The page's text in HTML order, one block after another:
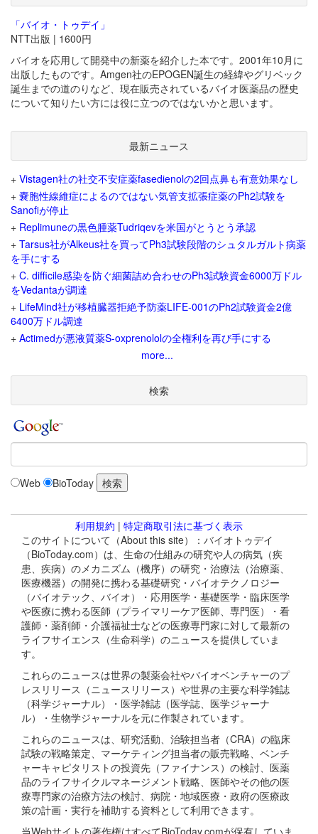
「バイオ・トゥデイ」
NTT出版 | 1600円
バイオを応用して開発中の新薬を紹介した本です。2001年10月に
出版したものです。Amgen社のEPOGEN誕生の経緯やグリベック
誕生までの道のりなど、現在販売されているバイオ医薬品の歴史
について知りたい方には役に立つのではないかと思います。
最新ニュース
+ Vistagen社の社交不安症薬fasedienolの2回点鼻も有意効果なし
+ 嚢胞性線維症によるのではない気管支拡張症薬のPh2試験を
Sanofiが停止
+ Replimuneの黒色腫薬Tudriqevを米国がとうとう承認
+ Tarsus社がAlkeus社を買ってPh3試験段階のシュタルガルト病薬
を手にする
+ C. difficile感染を防ぐ細菌詰め合わせのPh3試験資金6000万ドル
をVedantaが調達
+ LifeMind社が移植臓器拒絶予防薬LIFE-001のPh2試験資金2億
6400万ドル調達
+ Actimedが悪液質薬S-oxprenololの全権利を再び手にする
more...
検索
Web BioToday
利用規約 | 特定商取引法に基づく表示
このサイトについて（About this site）：バイオトゥデイ
（BioToday.com）は、生命の仕組みの研究や人の病気（疾
患、疾病）のメカニズム（機序）の研究・治療法（治療薬、
医療機器）の開発に携わる基礎研究・バイオテクノロジー
（バイオテック、バイオ）・応用医学・基礎医学・臨床医学
や医療に携わる医師（プライマリーケア医師、専門医）・看
護師・薬剤師・介護福祉士などの医療専門家に対して最新の
ライフサイエンス（生命科学）のニュースを提供していま
す。
これらのニュースは世界の製薬会社やバイオベンチャーのプ
レスリリース（ニュースリリース）や世界の主要な科学雑誌
（科学ジャーナル）・医学雑誌（医学誌、医学ジャーナ
ル）・生物学ジャーナルを元に作製されています。
これらのニュースは、研究活動、治験担当者（CRA）の臨床
試験の戦略策定、マーケティング担当者の販売戦略、ベンチ
ャーキャピタリストの投資先（ファイナンス）の検討、医薬
品のライフサイクルマネージメント戦略、医師やその他の医
療専門家の治療方法の検討、病院・地域医療・政府の医療政
策の計画・実行を補助する資料として利用できます。